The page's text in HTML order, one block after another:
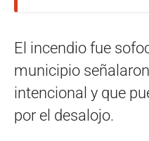
El incendio fue
municipio
intencional y que
por el desalojo.